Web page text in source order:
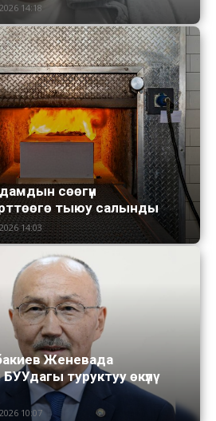
14:18
сөөгүн
тыюу салынды
14:03
Женевада
туруктуу өкүлү
10:07